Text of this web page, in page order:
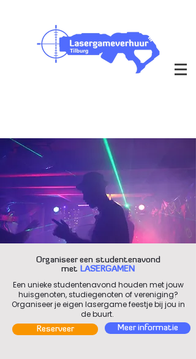
Organiseer een studentenavond
met LASERGAMEN
Een unieke studentenavond houden met jouw
huisgenoten, studiegenoten of vereniging?
Organiseer je eigen lasergame feestje bij jou in
de buurt.
Reserveer Meer informatie